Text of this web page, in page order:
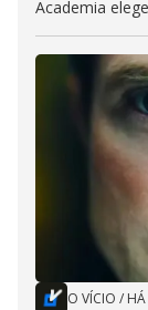
Academia
O VÍCIO /